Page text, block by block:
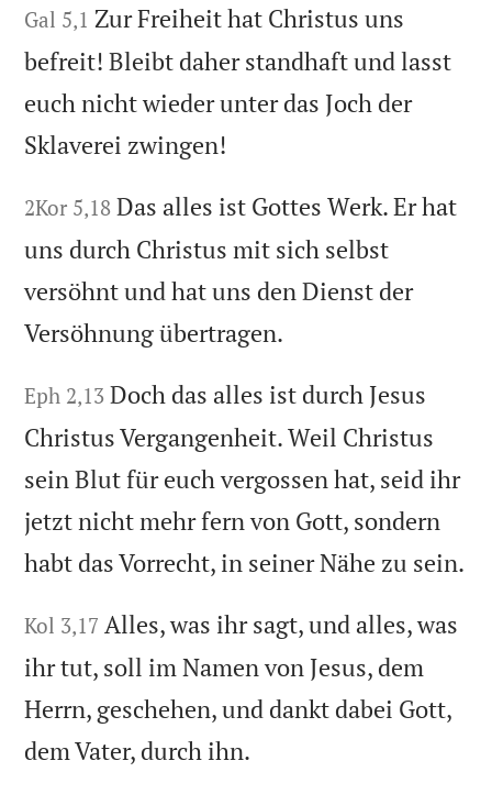
Gal 5,1 Zur Freiheit hat Christus uns
befreit! Bleibt daher standhaft und lasst
euch nicht wieder unter das Joch der
Sklaverei zwingen!
2Kor 5,18 Das alles ist Gottes Werk. Er hat
uns durch Christus mit sich selbst
versöhnt und hat uns den Dienst der
Versöhnung übertragen.
Eph 2,13 Doch das alles ist durch Jesus
Christus Vergangenheit. Weil Christus
sein Blut für euch vergossen hat, seid ihr
jetzt nicht mehr fern von Gott, sondern
habt das Vorrecht, in seiner Nähe zu sein.
Kol 3,17 Alles, was ihr sagt, und alles, was
ihr tut, soll im Namen von Jesus, dem
Herrn, geschehen, und dankt dabei Gott,
dem Vater, durch ihn.